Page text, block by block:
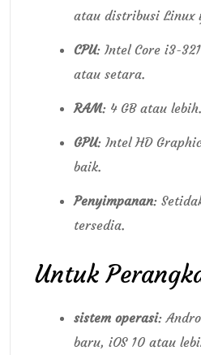
atau distribusi Linux
CPU: Intel Core i3-
atau setara.
RAM: 4 GB atau lebih.
GPU: Intel HD
baik.
Penyimpanan:
tersedia.
Untuk
sistem operasi:
baru, iOS 10 atau